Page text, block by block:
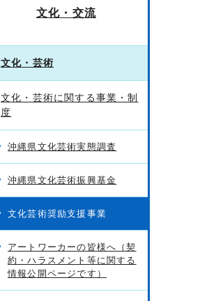
文化・交流
文化・芸術
文化・芸術に関する事業・制
度
沖縄県文化芸術実態調査
沖縄県文化芸術振興基金
文化芸術奨励支援事業
アートワーカーの皆様へ（契
約・ハラスメント等に関する
情報公開ページです）